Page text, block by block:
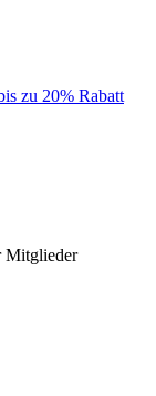
zu 20% Rabatt
Mitglieder